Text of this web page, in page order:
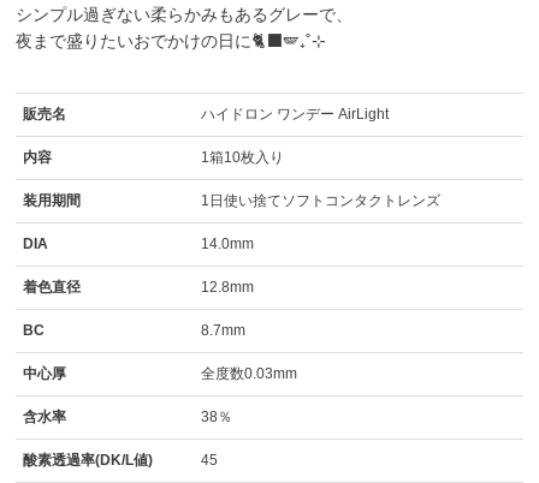
シンプル過ぎない柔らかみもあるグレーで、
夜まで盛りたいおでかけの日に🐈‍⬛🪽₊˚⊹
販売名 ハイドロン ワンデー AirLight
内容 1箱10枚入り
装用期間 1日使い捨てソフトコンタクトレンズ
DIA 14.0mm
着色直径 12.8mm
BC 8.7mm
中心厚 全度数0.03mm
含水率 38％
酸素透過率(DK/L値) 45